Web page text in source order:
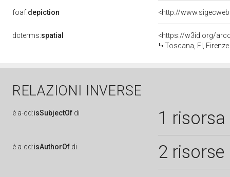
foaf:depiction <http://
dcterms:spatial
<https://w3id.org/
Toscana, FI, Firenze
RELAZIONI INVERSE
è a-cd:isSubjectOf di 1 risorsa
è a-cd:isAuthorOf di 2 risorse